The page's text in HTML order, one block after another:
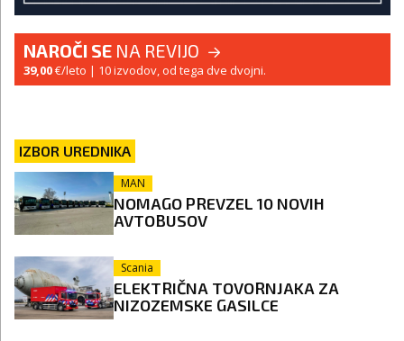
NAROČI SE NA REVIJO
39,00€/leto | 10 izvodov, od tega dve dvojni.
IZBOR UREDNIKA
MAN
NOMAGO PREVZEL 10 NOVIH
AVTOBUSOV
Scania
ELEKTRIČNA TOVORNJAKA ZA
NIZOZEMSKE GASILCE